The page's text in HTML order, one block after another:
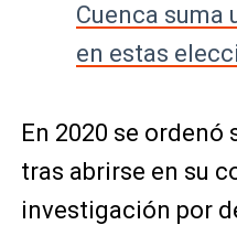
Cuenca suma
en estas
En 2020 se
tras abrirse en su
investigación por